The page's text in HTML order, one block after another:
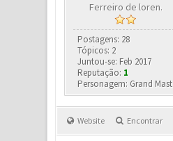
Ferreiro de loren.
Postagens: 28
Tópicos: 2
Juntou-se: Feb 2017
Reputação: 1
Personagem: Grand Mast
Website Encontrar